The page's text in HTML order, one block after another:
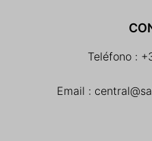
Teléfono :
Email :